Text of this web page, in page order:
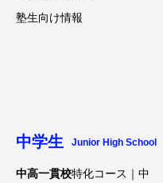
塾生向け情報
中学生 Junior High School
中高一貫校特化コース｜中